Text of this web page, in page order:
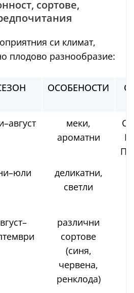
сортове,
си климат,
плодово разнообразие:
ОСОБЕНОСТИ
меки,
ароматни
деликатни,
светли
различни
сортове
(синя,
червена,
ренклода)